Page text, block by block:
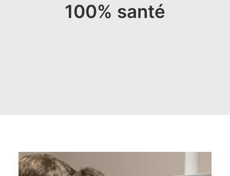
100% santé